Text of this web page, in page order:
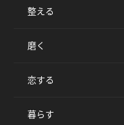
整える
磨く
恋する
暮らす